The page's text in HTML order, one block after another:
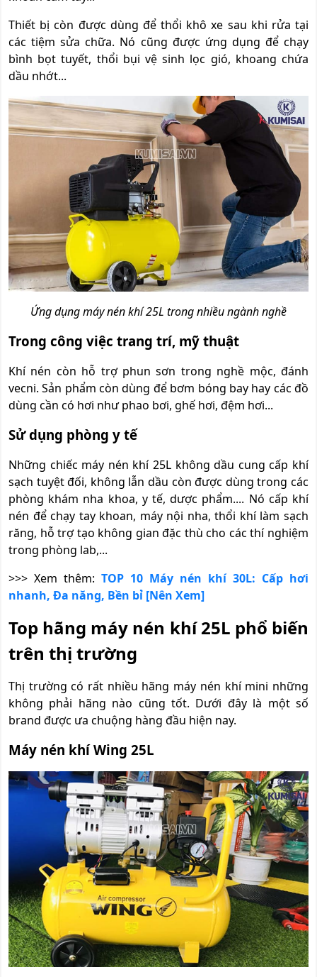
Thiết bị còn được dùng để thổi khô xe sau khi rửa tại
các tiệm sửa chữa. Nó cũng được ứng dụng để chạy
bình bọt tuyết, thổi bụi vệ sinh lọc gió, khoang chứa
dầu nhớt...
Ứng dụng máy nén khí 25L trong nhiều ngành nghề
Trong công việc trang trí, mỹ thuật
Khí nén còn hỗ trợ phun sơn trong nghề mộc, đánh
vecni. Sản phẩm còn dùng để bơm bóng bay hay các đồ
dùng cần có hơi như phao bơi, ghế hơi, đệm hơi...
Sử dụng phòng y tế
Những chiếc máy nén khí 25L không dầu cung cấp khí
sạch tuyệt đối, không lẫn dầu còn được dùng trong các
phòng khám nha khoa, y tế, dược phẩm.... Nó cấp khí
nén để chạy tay khoan, máy nội nha, thổi khí làm sạch
răng, hỗ trợ tạo không gian đặc thù cho các thí nghiệm
trong phòng lab,...
>>> Xem thêm: TOP 10 Máy nén khí 30L: Cấp hơi
nhanh, Đa năng, Bền bỉ [Nên Xem]
Top hãng máy nén khí 25L phổ biến
trên thị trường
Thị trường có rất nhiều hãng máy nén khí mini những
không phải hãng nào cũng tốt. Dưới đây là một số
brand được ưa chuộng hàng đầu hiện nay.
Máy nén khí Wing 25L